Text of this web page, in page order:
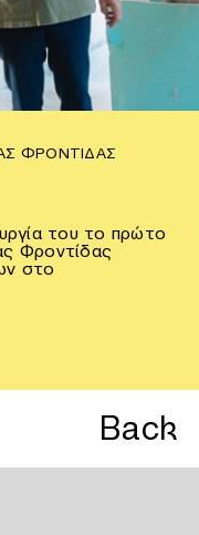
ΦΡΟΝΤΊΔΑΣ
του το πρώτο
Φροντίδας
στο
Back